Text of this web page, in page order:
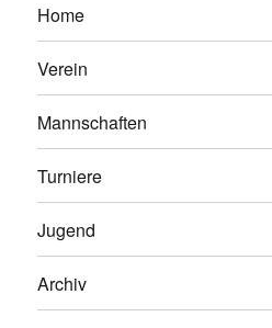
Home
Verein
Mannschaften
Turniere
Jugend
Archiv